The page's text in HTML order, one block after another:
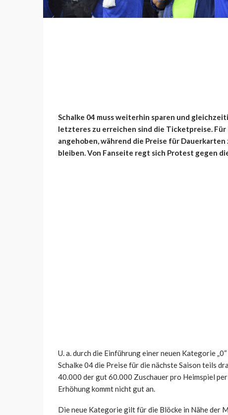
Schalke 04 muss weiterhin sparen und
letzteres zu erreichen sind die Ticketpreise.
angehoben, während die Preise für
bleiben. Von Fanseite regt sich Protest gegen
U. a. durch die Einführung einer neuen Kategorie
Schalke 04 die Preise für die nächste Saison teils
40.000 der gut 60.000 Zuschauer pro Heimspiel
Erhöhung kommt nicht gut an.
Die neue Kategorie gilt für die Blöcke in Nähe der